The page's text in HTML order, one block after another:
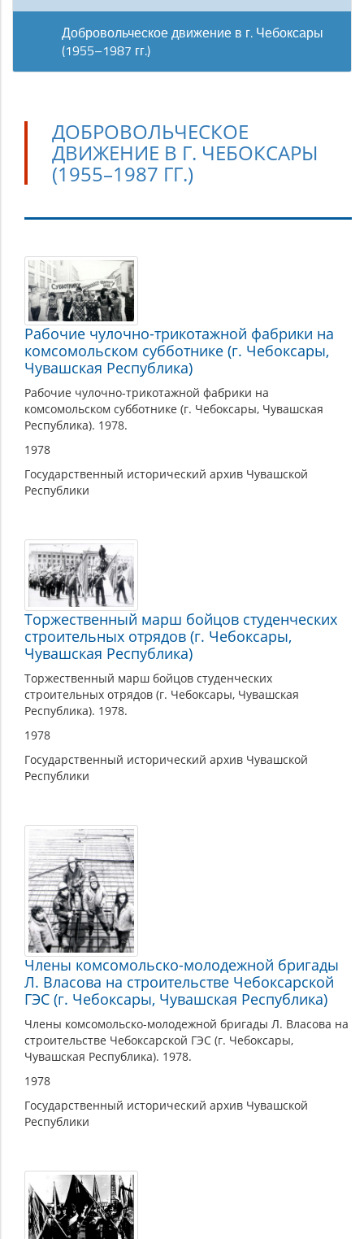
Добровольческое движение в г. Чебоксары
(1955–1987 гг.)
ДОБРОВОЛЬЧЕСКОЕ
ДВИЖЕНИЕ В Г. ЧЕБОКСАРЫ
(1955–1987 ГГ.)
Добровольческое
движение
в
г.
Чебоксары
(1955–
1987
гг.)
Рабочие чулочно-трикотажной фабрики на
комсомольском субботнике (г. Чебоксары,
Чувашская Республика)
Рабочие чулочно-трикотажной фабрики на
комсомольском субботнике (г. Чебоксары, Чувашская
Республика). 1978.
1978
Государственный исторический архив Чувашской
Республики
Торжественный марш бойцов студенческих
строительных отрядов (г. Чебоксары,
Чувашская Республика)
Торжественный марш бойцов студенческих
строительных отрядов (г. Чебоксары, Чувашская
Республика). 1978.
1978
Государственный исторический архив Чувашской
Республики
Члены комсомольско-молодежной бригады
Л. Власова на строительстве Чебоксарской
ГЭС (г. Чебоксары, Чувашская Республика)
Члены комсомольско-молодежной бригады Л. Власова на
строительстве Чебоксарской ГЭС (г. Чебоксары,
Чувашская Республика). 1978.
1978
Государственный исторический архив Чувашской
Республики